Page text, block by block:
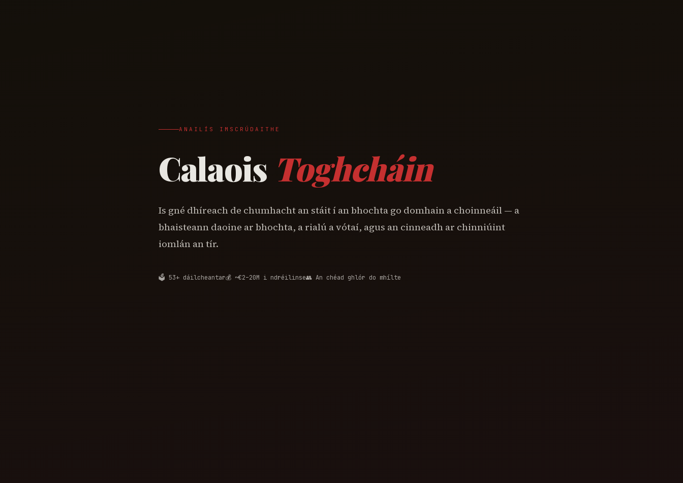
ANAILÍS IMSCRÚDAITHE
Calaois Toghcháin
Is gné dhíreach de chumhacht an stáit í an bhochta go domhain a choinneáil — a
bhaisteann daoine ar bhochta, a rialú a vótaí, agus an cinneadh ar chinniúint
iomlán an tír.
🗳️ 53+ dáilcheantar💰 ~€2–20M i ndréilinse👥 An chéad ghlór do mhílte